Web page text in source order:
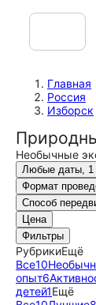
Главная
Россия
Изборск
Необычные
Любые даты, 1
Формат
Способ
Цена
Фильтры
РубрикиЕщё
Все10
опыт6
детей1Ещё